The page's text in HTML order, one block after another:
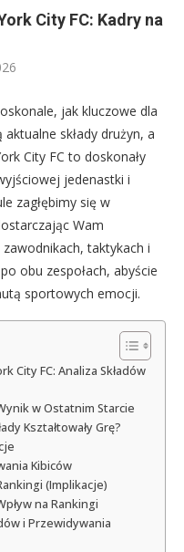
City FC: Kadry na
jak kluczowe dla
składy drużyn, a
City FC to doskonały
jedenastki i
zagłębimy się w
Wam
taktykach i
obu zespołach, abyście
sportowych emocji.
City FC: Analiza Składów
w Ostatnim Starcie
Kształtowały Grę?
Kibiców
(Implikacje)
na Rankingi
i Przewidywania